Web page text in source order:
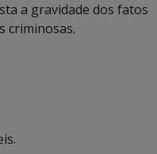
a gravidade dos fatos
criminosas.